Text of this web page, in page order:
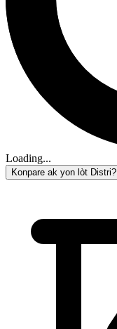
Loading...
Konpare ak yon lòt Distri?